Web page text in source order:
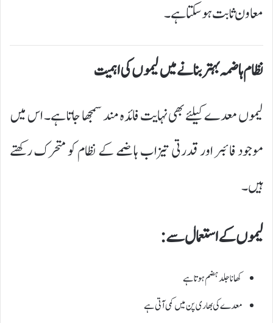
معاون ثابت ہو سکتا ہے۔
نظام ہاضمہ بہتر بنانے میں لیموں کی اہمیت
لیموں معدے کیلئے بھی نہایت فائدہ مند سمجھا جاتا ہے۔ اس میں
موجود فائبر اور قدرتی تیزاب ہاضمے کے نظام کو متحرک رکھتے
ہیں۔
لیموں کے استعمال سے:
کھانا جلد ہضم ہوتا ہے
معدے کی بھاری پن میں کمی آتی ہے